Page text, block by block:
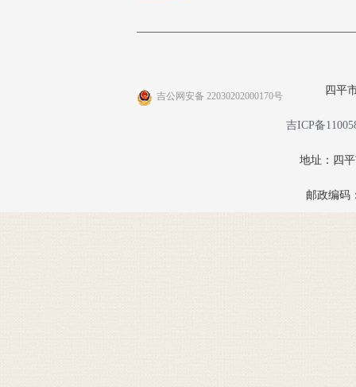
吉公网安备 22030202000170号 四平
吉ICP备
地址：四
邮政编码